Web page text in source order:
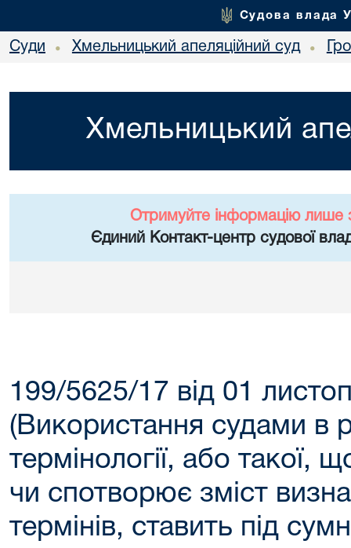
Судова влада
Суди • Хмельницький апеляційний суд •
Хмельницький
Отримуйте інформацію лише
Єдиний Контакт-центр судової
199/5625/17 від 01
(Використання судами в
термінології, або такої,
чи спотворює зміст
термінів, ставить під